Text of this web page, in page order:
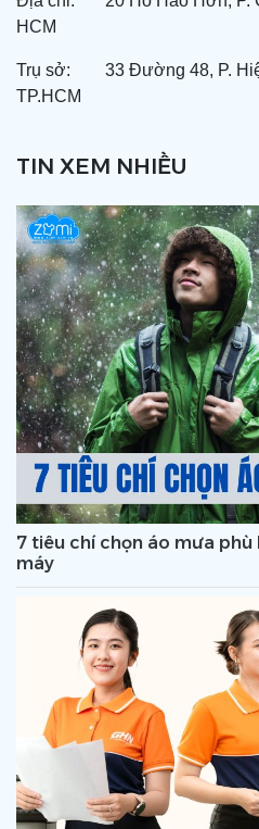
TIN XEM NHIỀU
7 tiêu chí chọn áo mưa
máy
HCM
Trụ sở: 33 Đường 48, P.
TP.HCM